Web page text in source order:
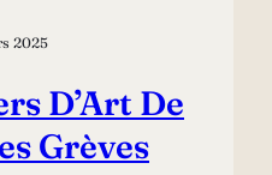
2025
D’Art De
Grèves